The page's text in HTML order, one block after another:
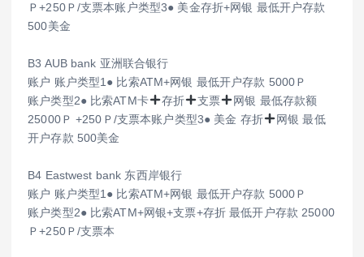
Ｐ+250Ｐ/支票本账户类型3● 美金存折+网银 最低开户存款
500美金
B3 AUB bank 亚洲联合银行
账户 账户类型1● 比索ATM+网银 最低开户存款 5000Ｐ
账户类型2● 比索ATM卡
存折 支票
网银 最低存款额
25000Ｐ +250Ｐ/支票本账户类型3● 美金 存折
网银 最低
开户存款 500美金
B4 Eastwest bank 东西岸银行
账户 账户类型1● 比索ATM+网银 最低开户存款 5000Ｐ
账户类型2● 比索ATM+网银+支票+存折 最低开户存款 25000
Ｐ+250Ｐ/支票本